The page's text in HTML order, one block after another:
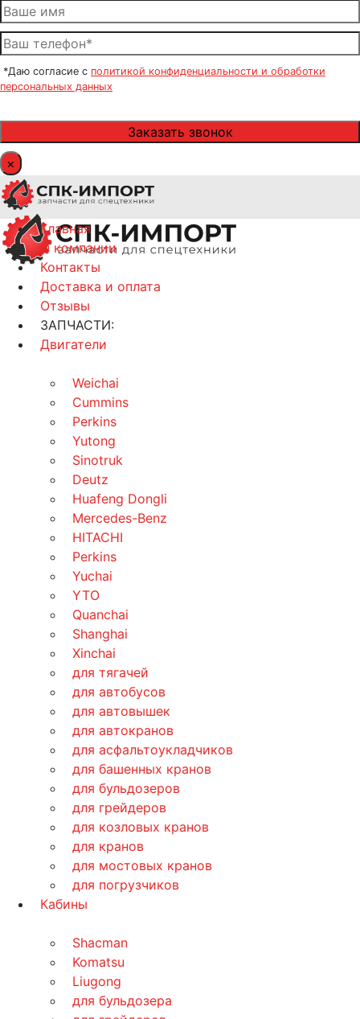
*Даю согласие с политикой конфиденциальности и обработки
персональных данных
×
Главная
О компании
Контакты
Доставка и оплата
Отзывы
ЗАПЧАСТИ:
Двигатели
Weichai
Cummins
Perkins
Yutong
Sinotruk
Deutz
Huafeng Dongli
Mercedes-Benz
HITACHI
Perkins
Yuchai
YTO
Quanchai
Shanghai
Xinchai
для тягачей
для автобусов
для автовышек
для автокранов
для асфальтоукладчиков
для башенных кранов
для бульдозеров
для грейдеров
для козловых кранов
для кранов
для мостовых кранов
для погрузчиков
Кабины
Shacman
Komatsu
Liugong
для бульдозера